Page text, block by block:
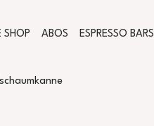
SHOP ABOS ESPRESSO BARS